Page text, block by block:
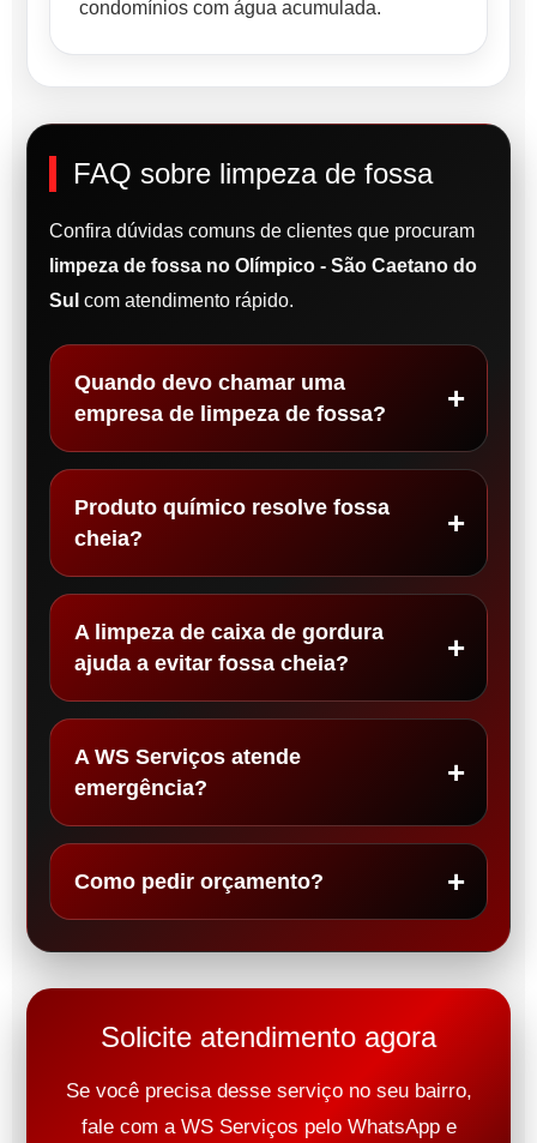
condomínios com água acumulada.
FAQ sobre limpeza de fossa
Confira dúvidas comuns de clientes que procuram
limpeza de fossa no Olímpico - São Caetano do
Sul com atendimento rápido.
Quando devo chamar uma
empresa de limpeza de fossa?
Produto químico resolve fossa
cheia?
A limpeza de caixa de gordura
ajuda a evitar fossa cheia?
A WS Serviços atende
emergência?
Como pedir orçamento?
Solicite atendimento agora
Se você precisa desse serviço no seu bairro,
fale com a WS Serviços pelo WhatsApp e